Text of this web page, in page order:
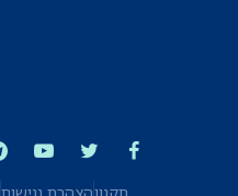
תקנוןהצהרת נגישות